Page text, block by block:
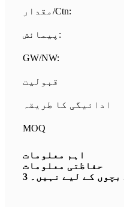
مقدار/Ctn:
پیمائش:
GW/NW:
قبولیت
ادائیگی کا طریقہ
MOQ
اہم معلومات
حفاظتی معلومات
بچوں کے لیے نہیں۔